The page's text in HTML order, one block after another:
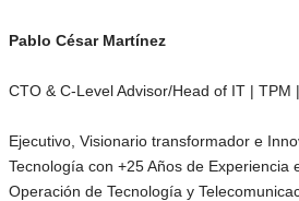
Pablo César Martínez
CTO & C-Level Advisor/Head of IT |
Ejecutivo, Visionario transformador e
Tecnología con +25 Años de Experiencia
Operación de Tecnología y